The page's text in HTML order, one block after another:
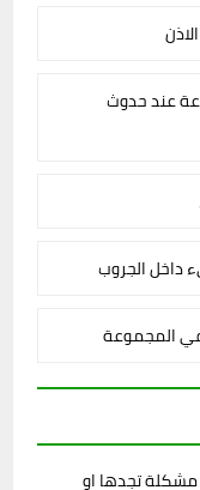
عند حدوث
الجروب
المجموعة
مشكلة تجدها او